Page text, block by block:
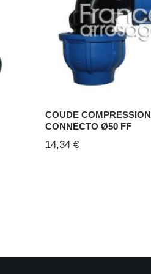
COUDE COMPRESSION
CONNECTO Ø50 FF
14,34 €